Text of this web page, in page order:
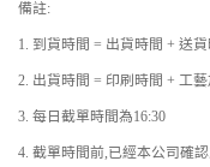
備註:
1. 到貨時間 = 出貨時間 + 送貨
2. 出貨時間 = 印刷時間 + 工
3. 每日截單時間為16:30
4. 截單時間前,已經本公司確